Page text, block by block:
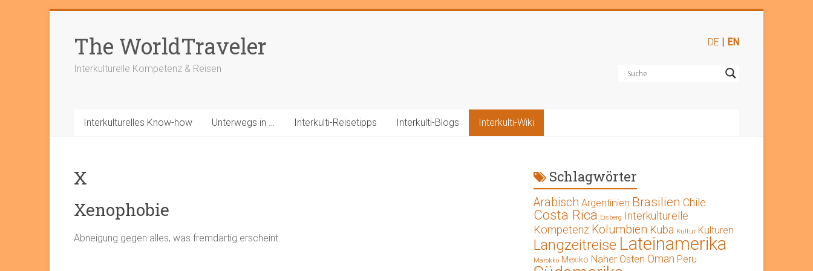
springenThe WorldTraveler
Interkulturelle Kompetenz & Reisen
DE | EN
Interkulturelles Know-how Unterwegs in … Interkulti-Reisetipps Interkulti-Blogs Interkulti-Wiki
X
Xenophobie
Abneigung gegen alles, was fremdartig erscheint.
Schlagwörter
Arabisch Argentinien Brasilien Chile
Costa Rica Eisberg Interkulturelle
Kompetenz Kolumbien Kuba Kultur Kulturen
Langzeitreise Lateinamerika
Marokko Mexiko Naher Osten Oman Peru